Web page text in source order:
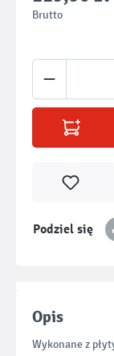
Brutto
Ilość
Podziel się
Opis
Wykonane z